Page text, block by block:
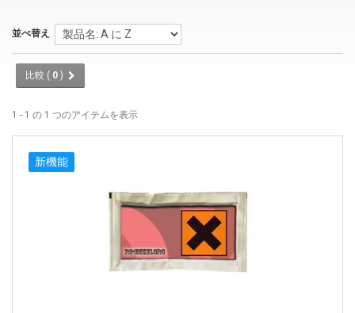
並べ替え
比較 ( 0 )
1 - 1 の 1 つのアイテムを表示
新機能